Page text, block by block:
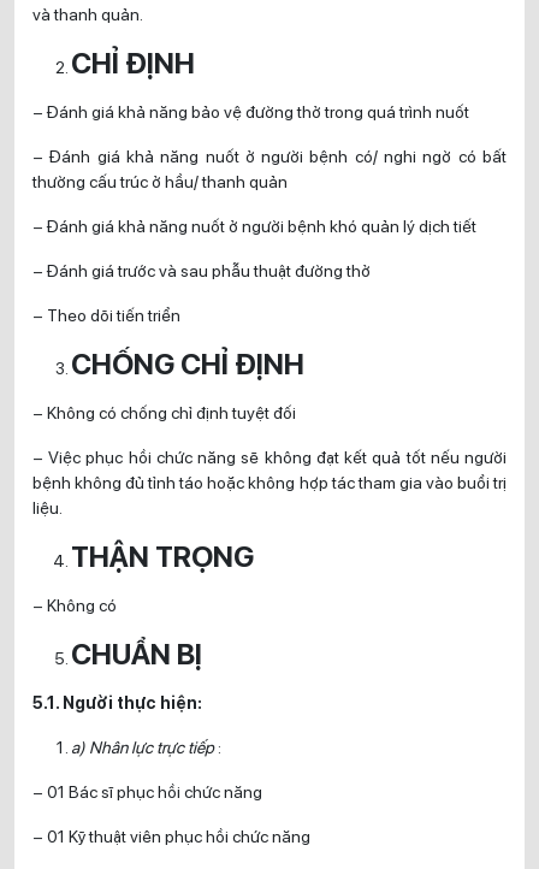
và thanh quản.
CHỈ ĐỊNH
– Đánh giá khả năng bảo vệ đường thở trong quá trình nuốt
– Đánh giá khả năng nuốt ở người bệnh có/ nghi ngờ có bất
thường cấu trúc ở hầu/ thanh quản
– Đánh giá khả năng nuốt ở người bệnh khó quản lý dịch tiết
– Đánh giá trước và sau phẫu thuật đường thở
– Theo dõi tiến triển
CHỐNG CHỈ ĐỊNH
– Không có chống chỉ định tuyệt đối
– Việc phục hồi chức năng sẽ không đạt kết quả tốt nếu người
bệnh không đủ tỉnh táo hoặc không hợp tác tham gia vào buổi trị
liệu.
THẬN TRỌNG
– Không có
CHUẨN BỊ
5.1. Người thực hiện:
a) Nhân lực trực tiếp:
– 01 Bác sĩ phục hồi chức năng
– 01 Kỹ thuật viên phục hồi chức năng